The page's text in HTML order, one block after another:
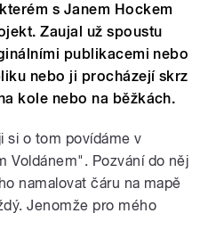
s Janem Hockem
Zaujal už spoustu
publikacemi nebo
nebo ji procházejí skrz
kole nebo na běžkách.
si o tom povídáme v
Voldánem". Pozvání do něj
namalovat čáru na mapě
Jenomže pro mého